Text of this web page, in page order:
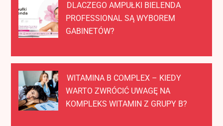
DLACZEGO AMPUŁKI BIELENDA
PROFESSIONAL SĄ WYBOREM
GABINETÓW?
WITAMINA B COMPLEX – KIEDY
WARTO ZWRÓCIĆ UWAGĘ NA
KOMPLEKS WITAMIN Z GRUPY B?